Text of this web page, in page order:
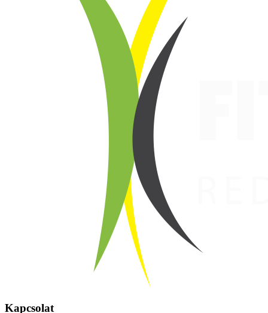
Kapcsolat